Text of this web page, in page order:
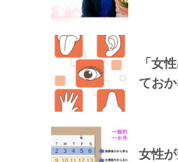
「女
てお
女性